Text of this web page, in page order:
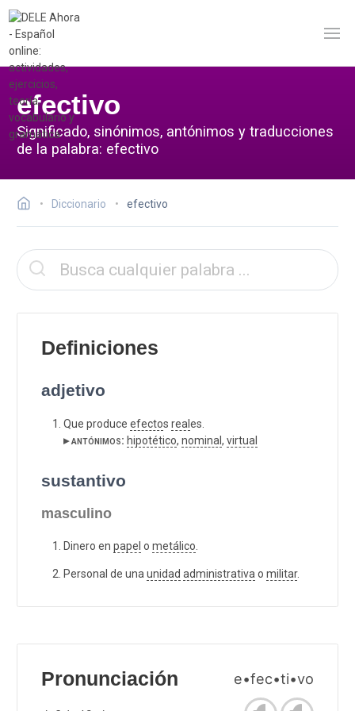
efectivo
Significado, sinónimos, antónimos y traducciones
de la palabra: efectivo
Diccionario efectivo
Definiciones
adjetivo
Que produce efectos real es.
▸ antónimos: hipotético, nominal , virtual
sustantivo
masculino
Dinero en papel o metálico
Personal de una unidad administrativa o militar.
Pronunciación e•fec•ti•vo